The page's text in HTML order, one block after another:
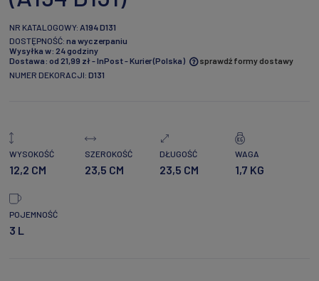
NR KATALOGOWY: A194 D131
DOSTĘPNOŚĆ: na wyczerpaniu
Wysyłka w: 24 godziny
Dostawa: od 21,99 zł- InPost - Kurier(Polska)
Cena nie zawiera ewentualnych kosztów płatności
sprawdź formy dostawy
NUMER DEKORACJI: D131
WYSOKOŚĆ
12,2 CM
SZEROKOŚĆ
23,5 CM
DŁUGOŚĆ
23,5 CM
WAGA
1,7 KG
POJEMNOŚĆ
3 L